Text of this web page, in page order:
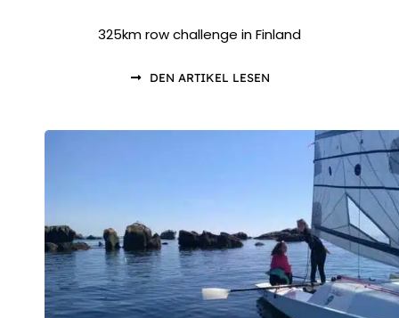
325km row challenge in Finland
DEN ARTIKEL LESEN